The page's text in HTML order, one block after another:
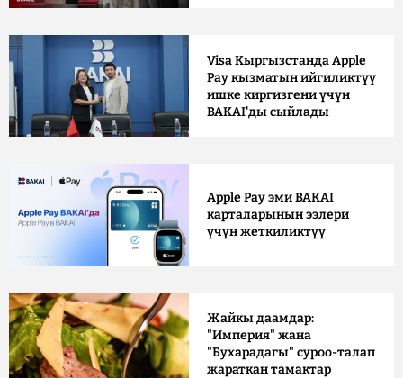
Visa Кыргызстанда Apple
Pay кызматын ийгиликтүү
ишке киргизгени үчүн
BAKAI'ды сыйлады
Apple Pay эми BAKAI
карталарынын ээлери
үчүн жеткиликтүү
Жайкы даамдар:
"Империя" жана
"Бухарадагы" суроо-талап
жараткан тамактар